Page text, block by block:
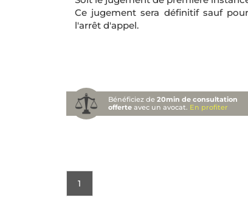
Ce jugement sera définitif sauf
l'arrêt d'appel.
Bénéficiez de20min de consultation
offerte avec un avocat. En profiter
1